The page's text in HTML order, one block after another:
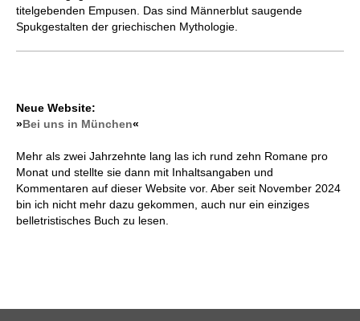
titelgebenden Empusen. Das sind Männerblut saugende
Spukgestalten der griechischen Mythologie.
Neue Website:
»Bei uns in München«
Mehr als zwei Jahrzehnte lang las ich rund zehn Romane pro
Monat und stellte sie dann mit Inhaltsangaben und
Kommentaren auf dieser Website vor. Aber seit November 2024
bin ich nicht mehr dazu gekommen, auch nur ein einziges
belletristisches Buch zu lesen.